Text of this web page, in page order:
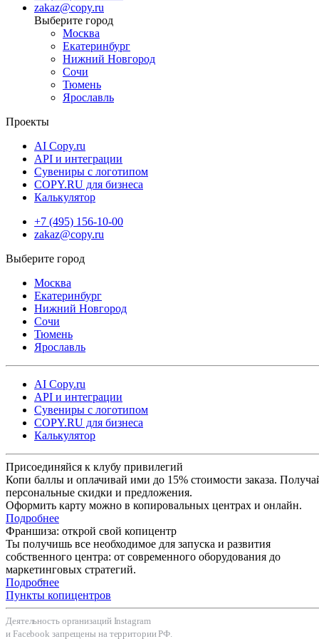
zakaz@copy.ru
Москва
Екатеринбург
Нижний Новгород
Сочи
Тюмень
Ярославль
Проекты
AI Copy.ru
API и интеграции
Сувениры с логотипом
COPY.RU для бизнеса
Калькулятор
+7 (495) 156-10-00
zakaz@copy.ru
Москва
Екатеринбург
Нижний Новгород
Сочи
Тюмень
Ярославль
AI Copy.ru
API и интеграции
Сувениры с логотипом
COPY.RU для бизнеса
Калькулятор
Присоединяйся к клубу привилегий
Копи баллы и оплачивай ими до 15% стоимости заказа.
персональные скидки и предложения.
Оформить карту можно в копировальных центрах и онлайн.
Подробнее
Франшиза: открой свой копицентр
Ты получишь все необходимое для запуска и развития
собственного центра: от современного оборудования до
маркетинговых стратегий.
Подробнее
Пункты копицентров
Деятельность организаций Instagram
и Facebook запрещены на территории РФ.